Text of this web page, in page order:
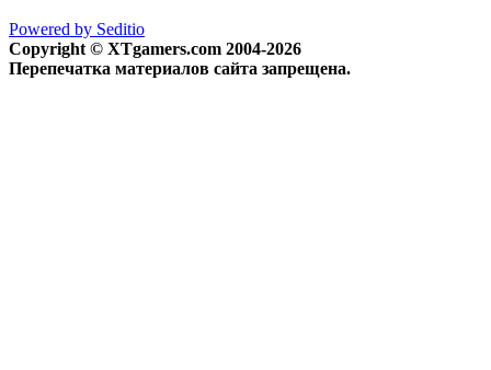
Powered by Seditio
Copyright © XTgamers.com 2004-2026
Перепечатка материалов сайта запрещена.